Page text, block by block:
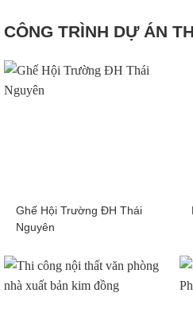
CÔNG TRÌNH DỰ ÁN
Ghế Hội Trường ĐH Thái
Nguyên